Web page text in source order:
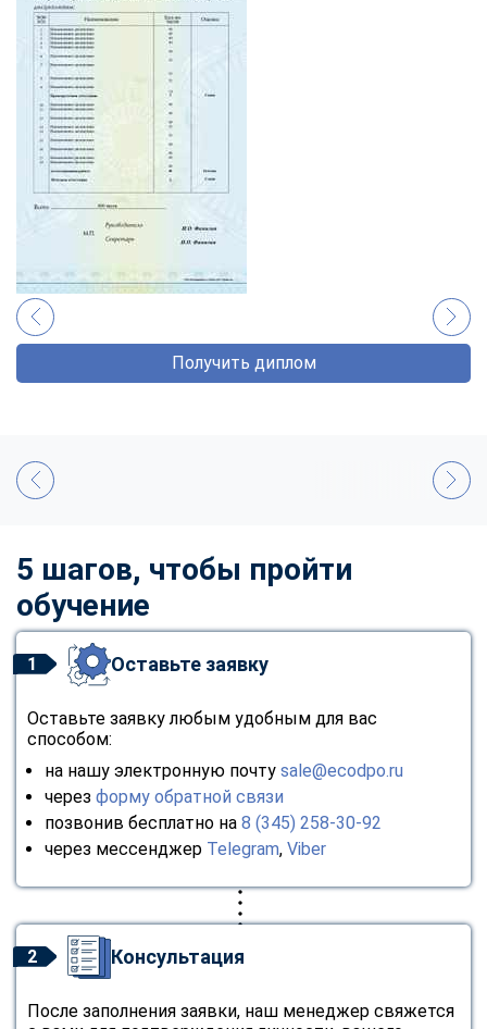
Получить диплом
5 шагов, чтобы пройти
обучение
1 Оставьте заявку
Оставьте заявку любым удобным для вас
способом:
на нашу электронную почту sale@ecodpo.ru
через форму обратной связи
позвонив бесплатно на 8 (345) 258-30-92
через мессенджер Telegram, Viber
2 Консультация
После заполнения заявки, наш менеджер свяжется